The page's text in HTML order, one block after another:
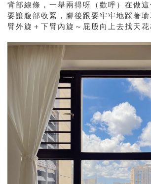
背部線條，一舉兩得呀（歡呼）在做
要讓腹部收緊，腳後跟要牢牢地踩著
臂外旋＋下臂內旋～屁股向上去找天花